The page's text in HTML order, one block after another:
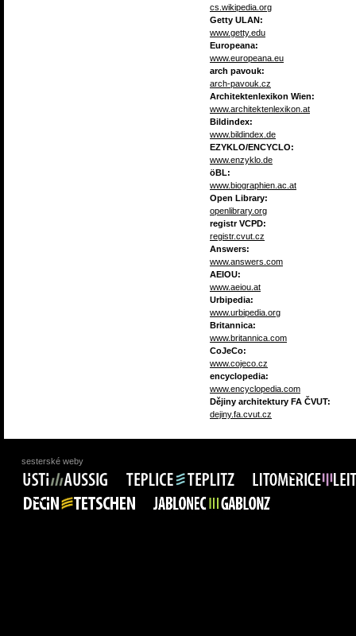
cs.wikipedia.org
Getty ULAN:
www.getty.edu
Europeana:
www.europeana.eu
arch pavouk:
arch-pavouk.cz
Architektenlexikon Wien:
www.architektenlexikon.at
Bildindex:
www.bildindex.de
EZYKLO/ENCYCLO:
www.enzyklo.de
öBL:
www.biographien.ac.at
Open Library:
openlibrary.org
registr VCPD:
registr.cvut.cz
Answers:
www.answers.com
AEIOU:
www.aeiou.at
Urbipedia:
www.urbipedia.org
Britannica:
www.britannica.com
CoJeCo:
www.cojeco.cz
encyclopedia:
www.encyclopedia.com
Dějiny architektury FA ČVUT:
dejiny.fa.cvut.cz
sesterské weby